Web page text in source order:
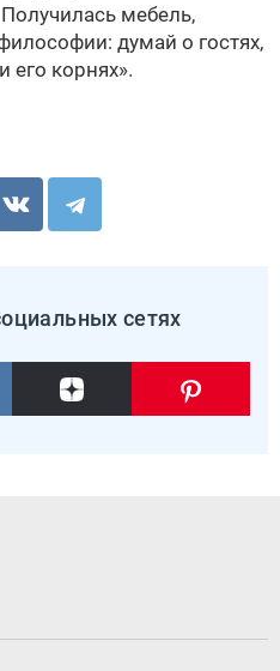
мебель,
думай о гостях,
его корнях».
сетях